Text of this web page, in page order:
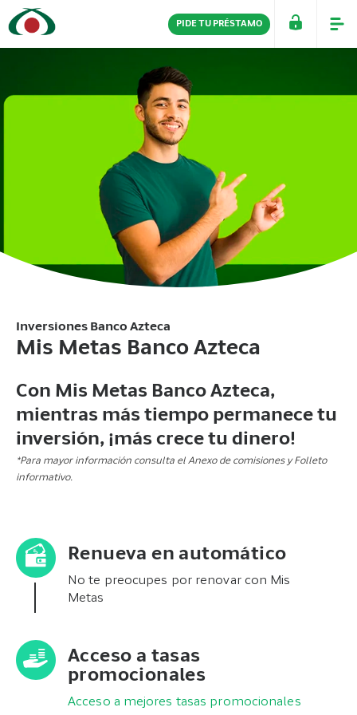
PIDE TU PRÉSTAMO
PERSONAS
Inversiones Banco Azteca
Mis Metas Banco Azteca
Con Mis Metas Banco Azteca,
mientras más tiempo permanece tu
inversión, ¡más crece tu dinero!
*Para mayor información consulta el Anexo de comisiones y Folleto
informativo.
Renueva en automático
No te preocupes por renovar con Mis
Metas
Acceso a tasas
promocionales
Acceso a mejores tasas promocionales